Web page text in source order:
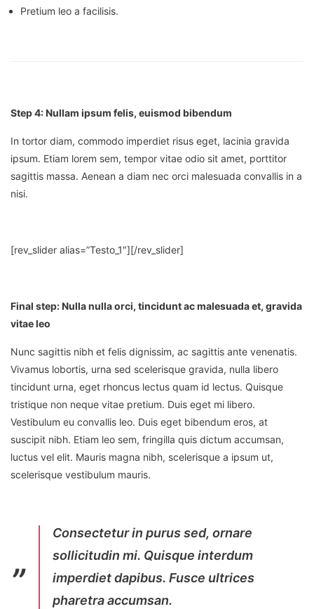
Pretium leo a facilisis.
Step 4: Nullam ipsum felis, euismod bibendum
In tortor diam, commodo imperdiet risus eget, lacinia gravida
ipsum. Etiam lorem sem, tempor vitae odio sit amet, porttitor
sagittis massa. Aenean a diam nec orci malesuada convallis in a
nisi.
[rev_slider alias=”Testo_1″][/rev_slider]
Final step: Nulla nulla orci, tincidunt ac malesuada et, gravida
vitae leo
Nunc sagittis nibh et felis dignissim, ac sagittis ante venenatis.
Vivamus lobortis, urna sed scelerisque gravida, nulla libero
tincidunt urna, eget rhoncus lectus quam id lectus. Quisque
tristique non neque vitae pretium. Duis eget mi libero.
Vestibulum eu convallis leo. Duis eget bibendum eros, at
suscipit nibh. Etiam leo sem, fringilla quis dictum accumsan,
luctus vel elit. Mauris magna nibh, scelerisque a ipsum ut,
scelerisque vestibulum mauris.
Consectetur in purus sed, ornare
sollicitudin mi. Quisque interdum
imperdiet dapibus. Fusce ultrices
pharetra accumsan.